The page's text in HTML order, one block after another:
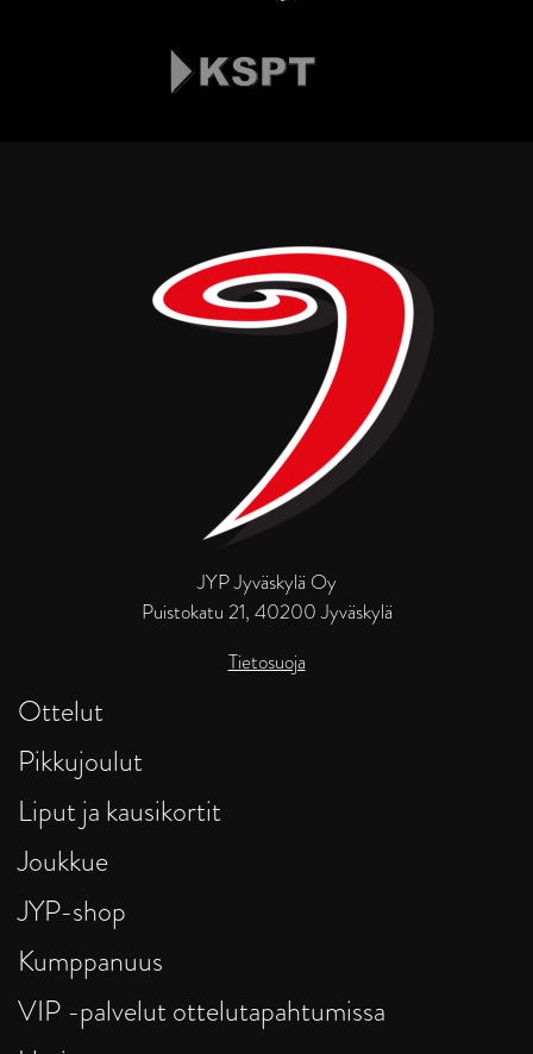
JYP Jyväskylä Oy
Puistokatu 21, 40200 Jyväskylä
Tietosuoja
Ottelut
Pikkujoulut
Liput ja kausikortit
Joukkue
JYP-shop
Kumppanuus
VIP -palvelut ottelutapahtumissa